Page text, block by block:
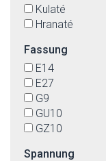
Kulaté
Hranaté
Fassung
E14
E27
G9
GU10
GZ10
Spannung